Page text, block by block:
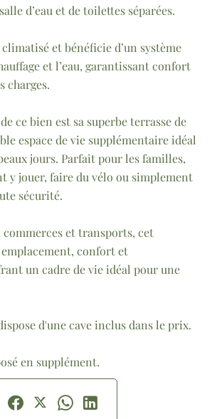
d’eau et de toilettes séparées.
climatisé et bénéficie d’un système
et l’eau, garantissant confort
charges.
ce bien est sa superbe terrasse de
espace de vie supplémentaire idéal
jours. Parfait pour les familles,
y jouer, faire du vélo ou simplement
sécurité.
commerces et transports, cet
confort et
un cadre de vie idéal pour une
d'une cave inclus dans le prix.
en supplément.